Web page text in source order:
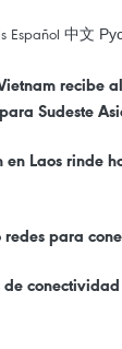
Español 中文
recibe
Sudeste
Laos rinde
para